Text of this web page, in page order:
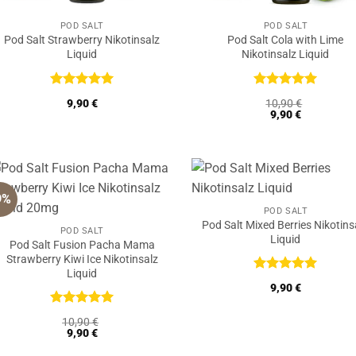
POD SALT
Pod Salt Strawberry Nikotinsalz
Liquid
Bewertet
mit5von
9,90€
POD SALT
Pod Salt Cola with Lime
Nikotinsalz Liquid
Bewertet
mit5von
10,90€
9,90€
POD SALT
Pod Salt Fusion Pacha Mama
Strawberry Kiwi Ice Nikotinsalz
Liquid
Bewertet
mit5von
10,90€
9,90€
POD SALT
Pod Salt Mixed Berries
Liquid
Bewertet
mit5von
9,90€